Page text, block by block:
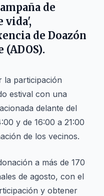
de
vida',
de Doazón
(ADOS).
la participación
estival con una
delante del
y de 16:00 a 21:00
de los vecinos.
a más de 170
de agosto, con el
y obtener